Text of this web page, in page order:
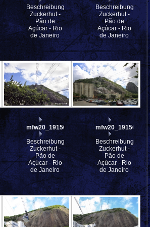
Beschreibung:
Zuckerhut -
Pão de
Açúcar - Rio
de Janeiro
Beschreibung:
Zuckerhut -
Pão de
Açúcar - Rio
de Janeiro
mfw20_191566
Beschreibung:
Zuckerhut -
Pão de
Açúcar - Rio
de Janeiro
mfw20_191565
Beschreibung:
Zuckerhut -
Pão de
Açúcar - Rio
de Janeiro